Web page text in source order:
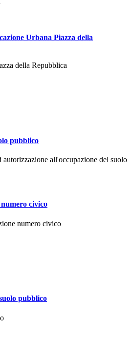
Urbana Piazza della
della Repubblica
pubblico
autorizzazione all'occupazione del suolo
numero civico
numero civico
pubblico